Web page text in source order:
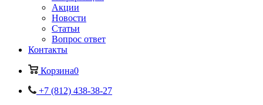
Акции
Новости
Статьи
Вопрос ответ
Контакты
Корзина0
+7 (812) 438-38-27